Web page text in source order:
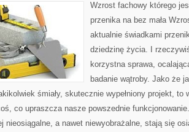
Wzrost fachowy którego
przenika na bez mała
aktualnie świadkami
dziedzinę życia. I
korzystna sprawa,
badanie wątroby. Jako że
śmiały, skutecznie wypełniony projekt, to
co upraszcza nasze powszednie
nieosiągalne, a nawet niewyobrażalne, stają się